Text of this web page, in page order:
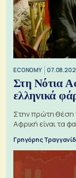
ECONOMY
Στη Νότια
ελληνικά
Στην πρώτη θέση
Αφρική είναι τα
Γρηγόρης